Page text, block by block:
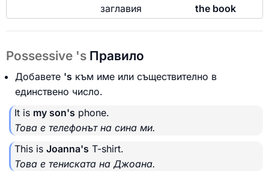
заглавия
the book
Possessive 's Правило
Добавете 's към име или съществително в
единствено число.
It is my son's phone.
Това е телефонът на сина ми.
This is Joanna's T-shirt.
Това е тениската на Джоана.